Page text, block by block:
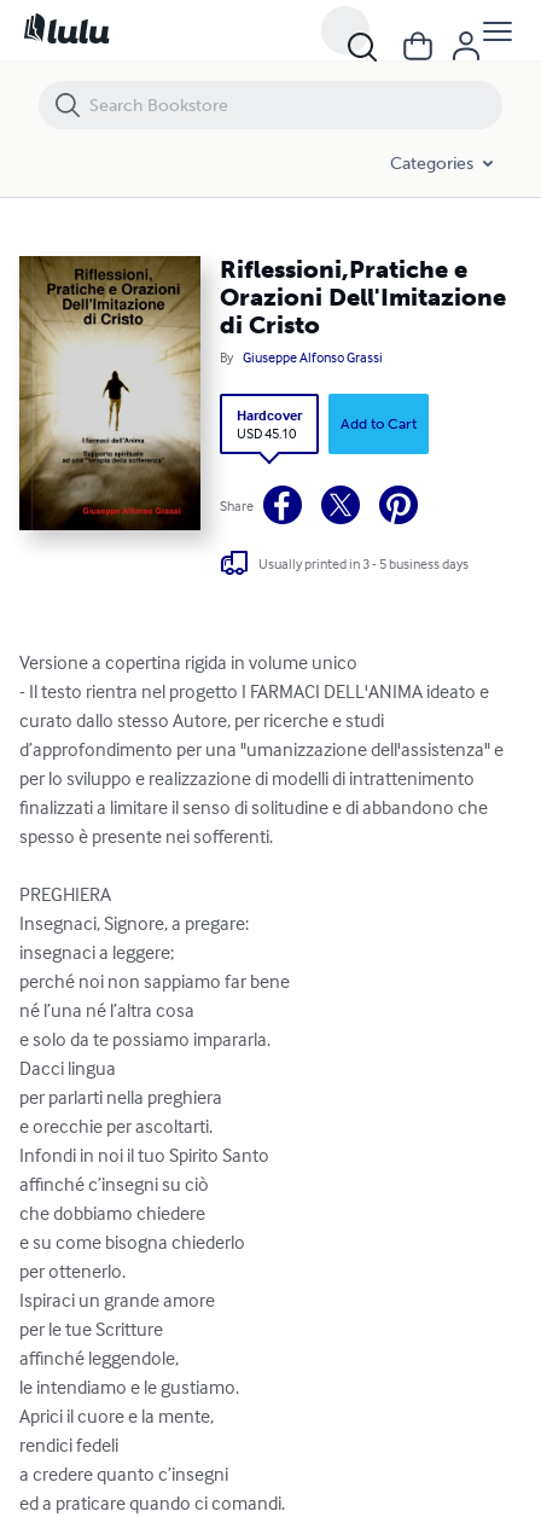
Categories
Riflessioni,Pratiche e
Orazioni Dell'Imitazione
di Cristo
By Giuseppe Alfonso Grassi
Hardcover
USD 45.10
Add to Cart
Share
Usually printed in 3 - 5 business days
Versione a copertina rigida in volume unico
- Il testo rientra nel progetto I FARMACI DELL'ANIMA ideato e
curato dallo stesso Autore, per ricerche e studi
d’approfondimento per una "umanizzazione dell'assistenza" e
per lo sviluppo e realizzazione di modelli di intrattenimento
finalizzati a limitare il senso di solitudine e di abbandono che
spesso è presente nei sofferenti.
PREGHIERA
Insegnaci, Signore, a pregare:
insegnaci a leggere;
perché noi non sappiamo far bene
né l’una né l’altra cosa
e solo da te possiamo impararla.
Dacci lingua
per parlarti nella preghiera
e orecchie per ascoltarti.
Infondi in noi il tuo Spirito Santo
affinché c’insegni su ciò
che dobbiamo chiedere
e su come bisogna chiederlo
per ottenerlo.
Ispiraci un grande amore
per le tue Scritture
affinché leggendole,
le intendiamo e le gustiamo.
Aprici il cuore e la mente,
rendici fedeli
a credere quanto c’insegni
ed a praticare quando ci comandi.
Riflessioni,Pratiche e Orazioni Dell'Imitazione di Cristo